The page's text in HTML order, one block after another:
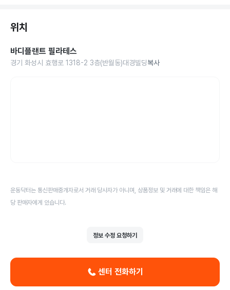
위치
바디플랜트 필라테스
경기 화성시 효행로 1318-2 3층(반월동)대경빌딩복사
운동닥터는 통신판매중개자로서 거래 당사자가 아니며, 상품정보 및 거래에 대한 책임은 해
당 판매자에게 있습니다.
정보 수정 요청하기
센터 전화하기